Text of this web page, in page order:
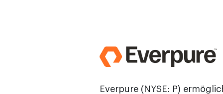
Everpure (NYSE: P)